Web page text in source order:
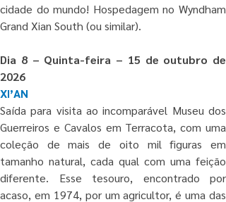
cidade do mundo! Hospedagem no Wyndham
Grand Xian South (ou similar).
Dia 8 – Quinta-feira – 15 de outubro de
2026
XI’AN
Saída para visita ao incomparável Museu dos
Guerreiros e Cavalos em Terracota, com uma
coleção de mais de oito mil figuras em
tamanho natural, cada qual com uma feição
diferente. Esse tesouro, encontrado por
acaso, em 1974, por um agricultor, é uma das